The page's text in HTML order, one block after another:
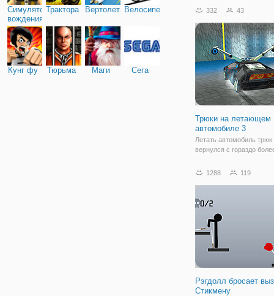
Симулятор
вождения
Трактора ВертолетыВелосипед
Кунг фу Тюрьма Маги Сега
локации, напоминающий
карабкаться по стенам,
332 43
Трюки на летающем
автомобиле 3
Летать автомобиль трюк
вернулся с гораздо
автомобиль трюк игры
оригинальные
в этой игре. Все новые
1288 119
Рэгдолл бросает
Стикмену